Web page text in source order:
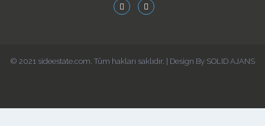
© 2021 sideestate.com. Tüm hakları saklıdır. | Design By SOLID AJANS